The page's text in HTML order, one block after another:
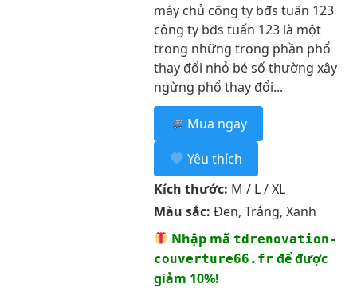
máy chủ công ty bđs tuấn 123
công ty bđs tuấn 123 là một
trong những trong phần phổ
thay đổi nhỏ bé số thường xây
ngừng phổ thay đổi...
Mua ngay
Yêu thích
Kích thước: M / L / XL
Màu sắc: Đen, Trắng, Xanh
Nhập mã tdrenovation-
couverture66.fr để được
giảm 10%!